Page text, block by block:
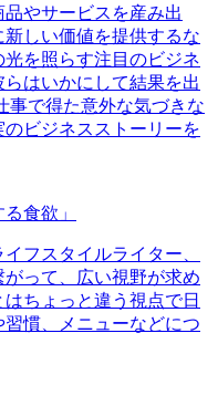
やサービスを産み出
しい価値を提供するな
を照らす注目のビジネ
はいかにして結果を出
事で得た意外な気づきな
ビジネスストーリーを
食欲」
フスタイルライター、
って、広い視野が求め
ちょっと違う視点で日
慣、メニューなどにつ